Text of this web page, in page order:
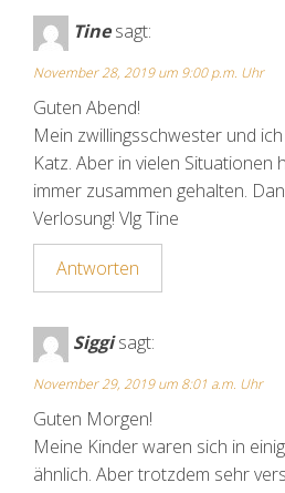
Tine sagt:
November 28, 2019 um 9:00 p.m. Uhr
Guten Abend!
Mein zwillingsschwester und
Katz. Aber in vielen Situationen
immer zusammen gehalten.
Verlosung! Vlg Tine
Antworten
Siggi sagt:
November 29, 2019 um 8:01 a.m. Uhr
Guten Morgen!
Meine Kinder waren sich in
ähnlich. Aber trotzdem sehr